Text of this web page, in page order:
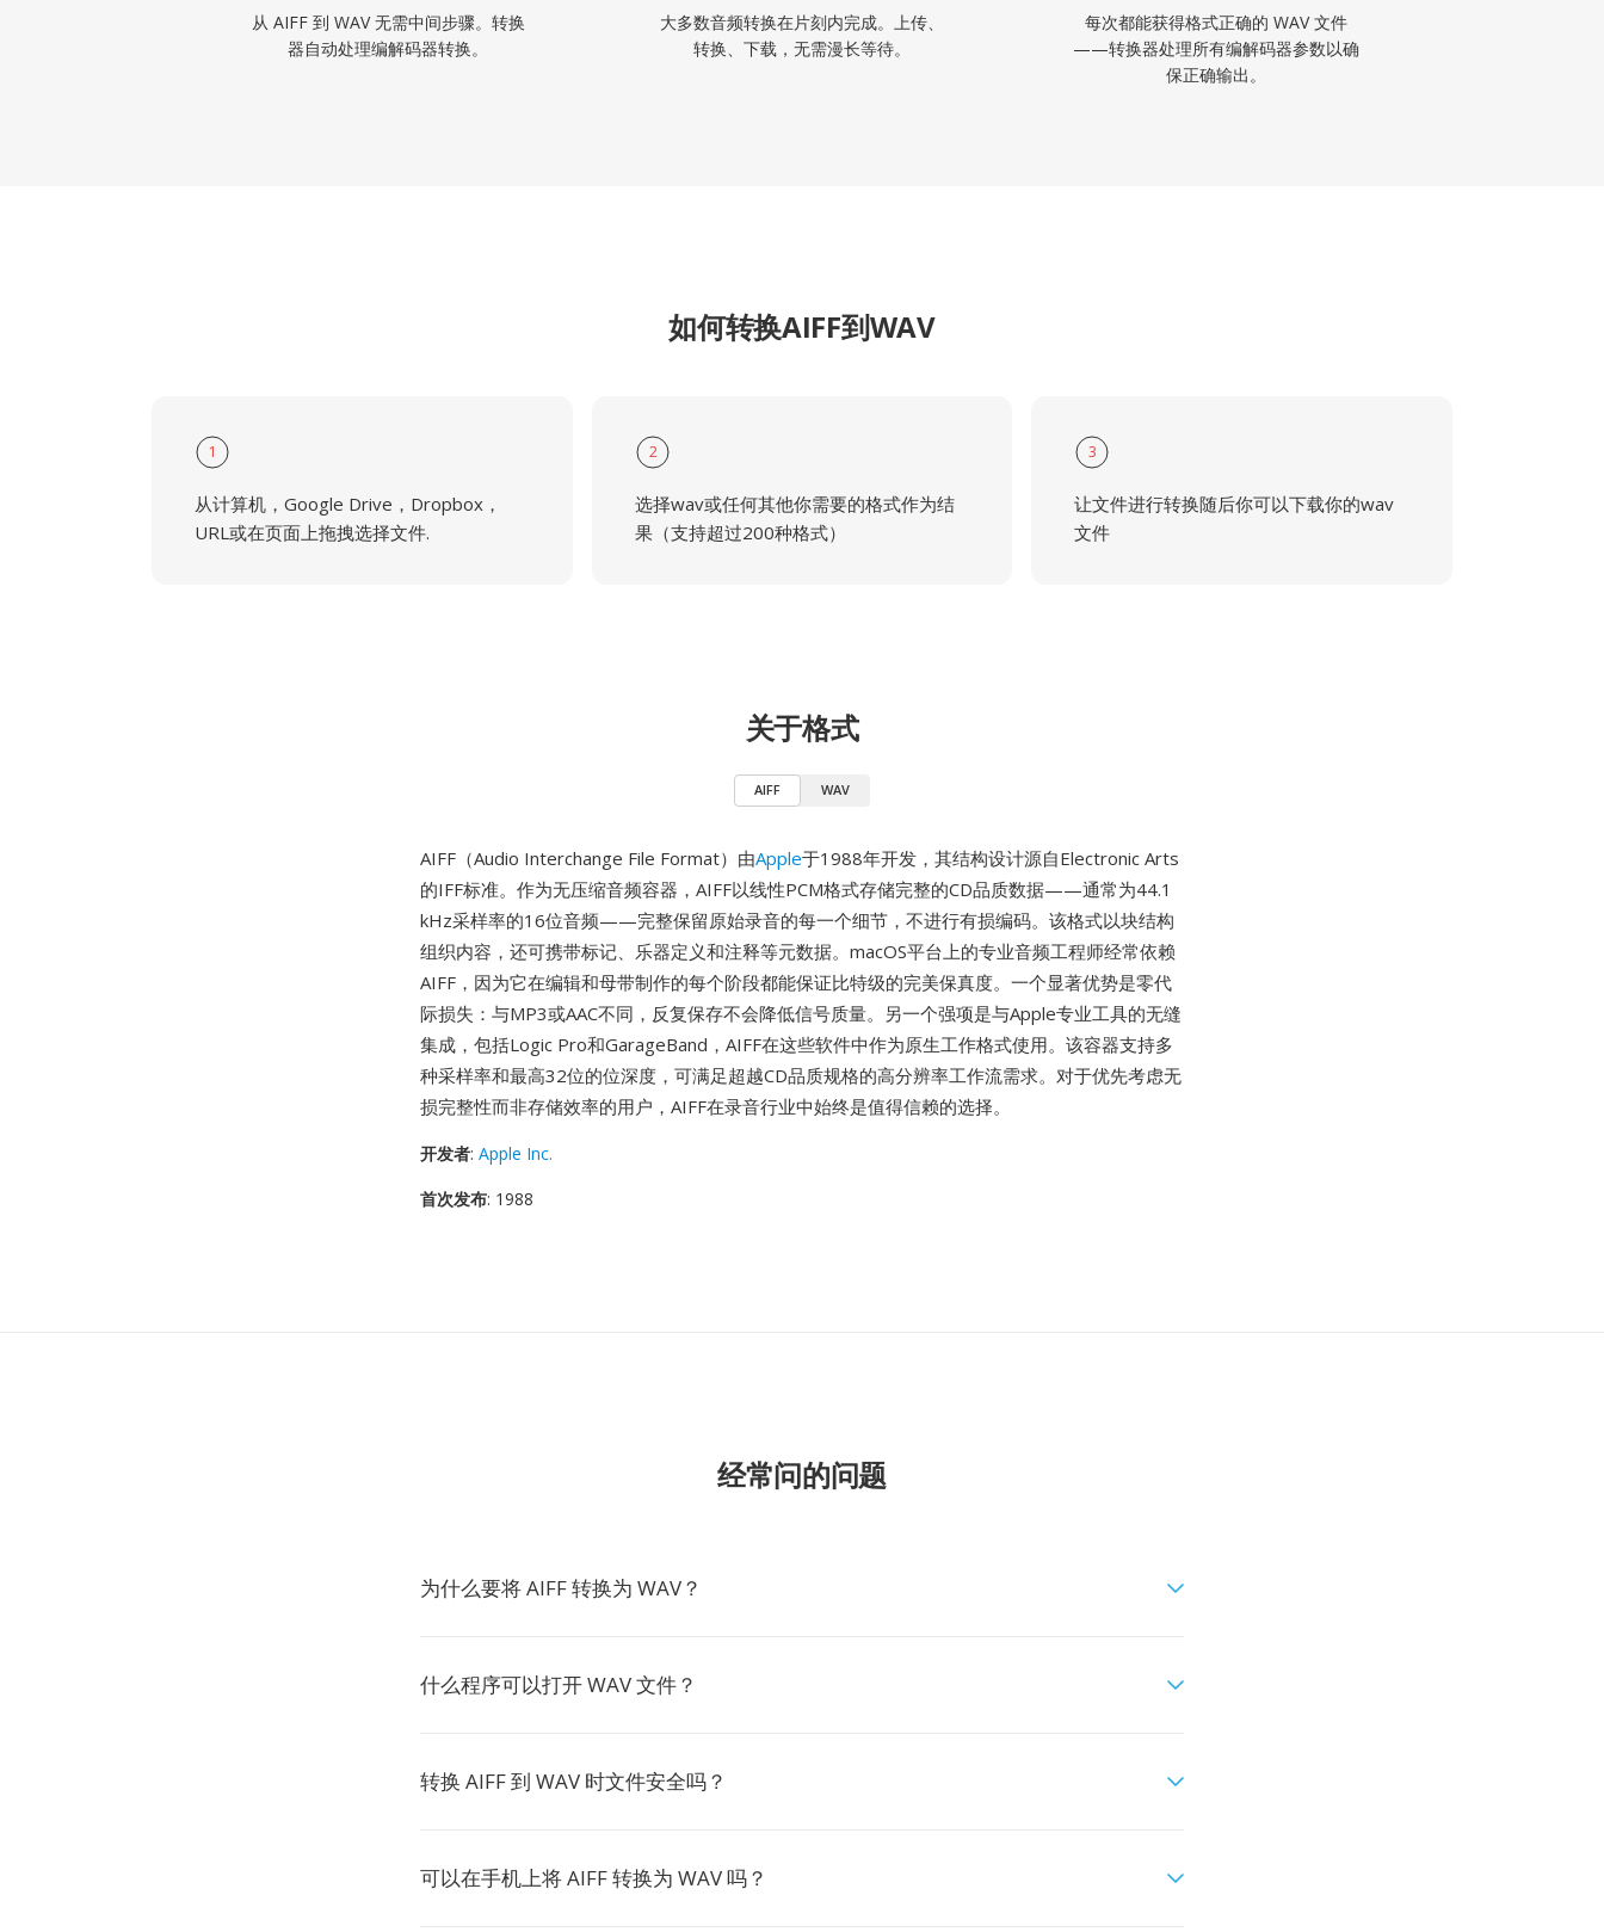
从 AIFF 到 WAV 无需中间步骤。转换
器自动处理编解码器转换。
大多数音频转换在片刻内完成。上传、
转换、下载，无需漫长等待。
每次都能获得格式正确的 WAV 文件
——转换器处理所有编解码器参数以确
保正确输出。
如何转换AIFF到WAV
1
从计算机，Google Drive，Dropbox，
URL或在页面上拖拽选择文件.
2
选择wav或任何其他你需要的格式作为结
果（支持超过200种格式）
3
让文件进行转换随后你可以下载你的wav
文件
关于格式
AIFF WAV
AIFF（Audio Interchange File Format）由Apple于1988年开发，其结构设计源自Electronic Arts
的IFF标准。作为无压缩音频容器，AIFF以线性PCM格式存储完整的CD品质数据——通常为44.1
kHz采样率的16位音频——完整保留原始录音的每一个细节，不进行有损编码。该格式以块结构
组织内容，还可携带标记、乐器定义和注释等元数据。macOS平台上的专业音频工程师经常依赖
AIFF，因为它在编辑和母带制作的每个阶段都能保证比特级的完美保真度。一个显著优势是零代
际损失：与MP3或AAC不同，反复保存不会降低信号质量。另一个强项是与Apple专业工具的无缝
集成，包括Logic Pro和GarageBand，AIFF在这些软件中作为原生工作格式使用。该容器支持多
种采样率和最高32位的位深度，可满足超越CD品质规格的高分辨率工作流需求。对于优先考虑无
损完整性而非存储效率的用户，AIFF在录音行业中始终是值得信赖的选择。
开发者: Apple Inc.
首次发布: 1988
经常问的问题
为什么要将 AIFF 转换为 WAV？
什么程序可以打开 WAV 文件？
转换 AIFF 到 WAV 时文件安全吗？
可以在手机上将 AIFF 转换为 WAV 吗？